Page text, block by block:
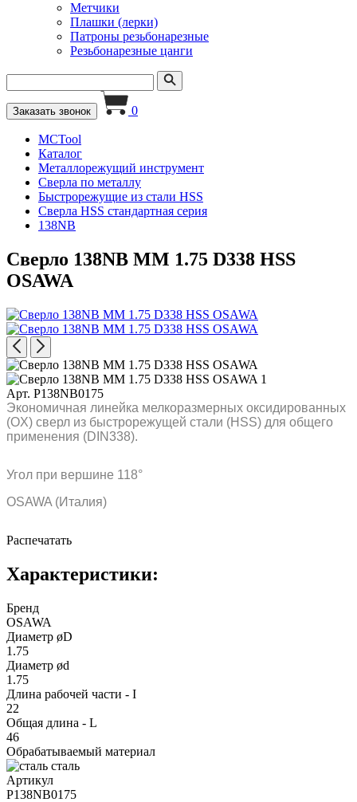
Метчики
Плашки (лерки)
Патроны резьбонарезные
Резьбонарезные цанги
Заказать звонок 0
MCTool
Каталог
Металлорежущий инструмент
Сверла по металлу
Быстрорежущие из стали HSS
Сверла HSS стандартная серия
138NB
Сверло 138NB MM 1.75 D338 HSS
OSAWA
Арт. P138NB0175
Экономичная линейка мелкоразмерных оксидированных
(OX) сверл из быстрорежущей стали (HSS) для общего
применения (DIN338).
Угол при вершине 118°
OSAWA (Италия)
Распечатать
Характеристики:
Бренд
OSAWA
Диаметр øD
1.75
Диаметр ød
1.75
Длина рабочей части - I
22
Общая длина - L
46
Обрабатываемый материал
сталь
Артикул
P138NB0175